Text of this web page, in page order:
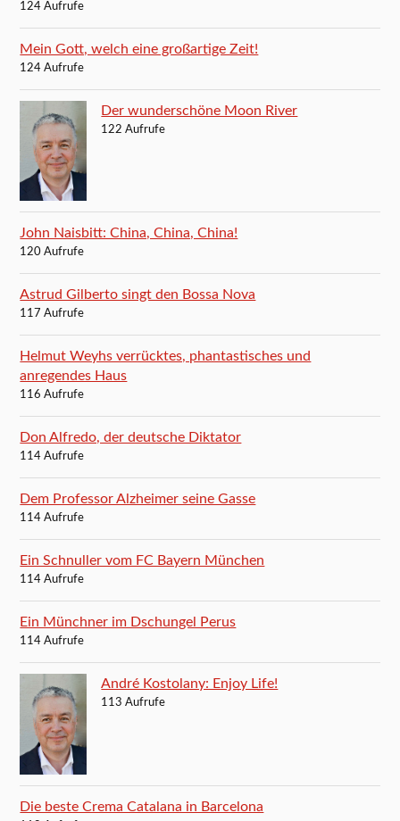
124 Aufrufe
Mein Gott, welch eine großartige Zeit!
124 Aufrufe
Der wunderschöne Moon River
122 Aufrufe
John Naisbitt: China, China, China!
120 Aufrufe
Astrud Gilberto singt den Bossa Nova
117 Aufrufe
Helmut Weyhs verrücktes, phantastisches und
anregendes Haus
116 Aufrufe
Don Alfredo, der deutsche Diktator
114 Aufrufe
Dem Professor Alzheimer seine Gasse
114 Aufrufe
Ein Schnuller vom FC Bayern München
114 Aufrufe
Ein Münchner im Dschungel Perus
114 Aufrufe
André Kostolany: Enjoy Life!
113 Aufrufe
Die beste Crema Catalana in Barcelona